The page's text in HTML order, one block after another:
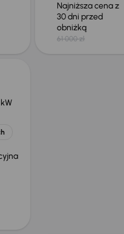
Najniższa cena z
30 dni przed
obniżką
61 000 zł